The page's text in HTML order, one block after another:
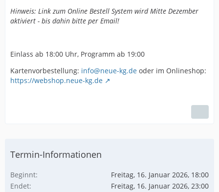
Hinweis: Link zum Online Bestell System wird Mitte Dezember
aktiviert - bis dahin bitte per Email!
Einlass ab 18:00 Uhr, Programm ab 19:00
Kartenvorbestellung: info@neue-kg.de oder im Onlineshop:
https://webshop.neue-kg.de
Termin-Informationen
Beginnt
Freitag, 16. Januar 2026, 18:00
Endet
Freitag, 16. Januar 2026, 23:00